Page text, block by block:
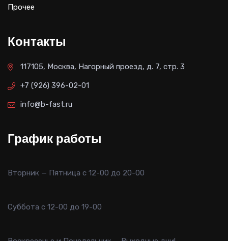
Прочее
Контакты
117105, Москва, Нагорный проезд, д. 7, стр. 3
+7 (926) 396-02-01
info@b-fast.ru
График работы
Вторник — Пятница с 12-00 до 20-00
Суббота с 12-00 до 19-00